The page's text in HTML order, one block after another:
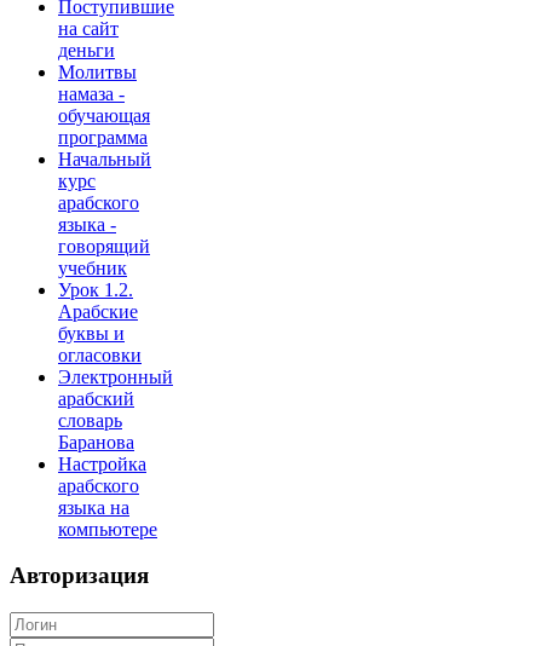
Поступившие
на сайт
деньги
Молитвы
намаза -
обучающая
программа
Начальный
курс
арабского
языка -
говорящий
учебник
Урок 1.2.
Арабские
буквы и
огласовки
Электронный
арабский
словарь
Баранова
Настройка
арабского
языка на
компьютере
Авторизация